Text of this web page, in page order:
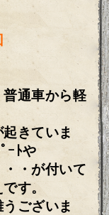
通車から軽
きていま
ｰﾄや
・が付いて
す。
ございま